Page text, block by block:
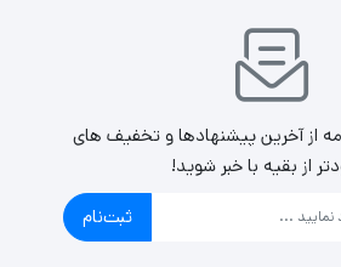
پلیمری نیز می‌باشد. همچنین حداکثر
از آخرین پیشنهادها و تخفیف های
از بقیه با خبر شوید!
ثبت‌نام